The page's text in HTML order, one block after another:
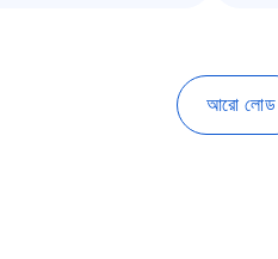
আরো লোড